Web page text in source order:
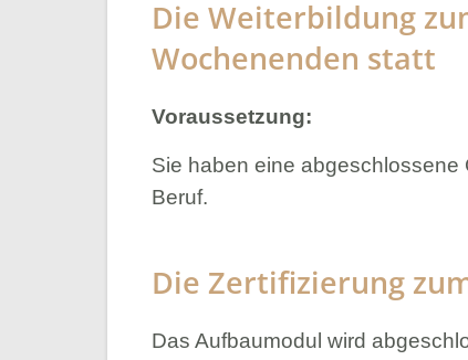
Die Weiterbildung
Wochenenden statt
Voraussetzung:
Sie haben eine
Beruf.
Die Zertifizierung
Das Aufbaumodul wird